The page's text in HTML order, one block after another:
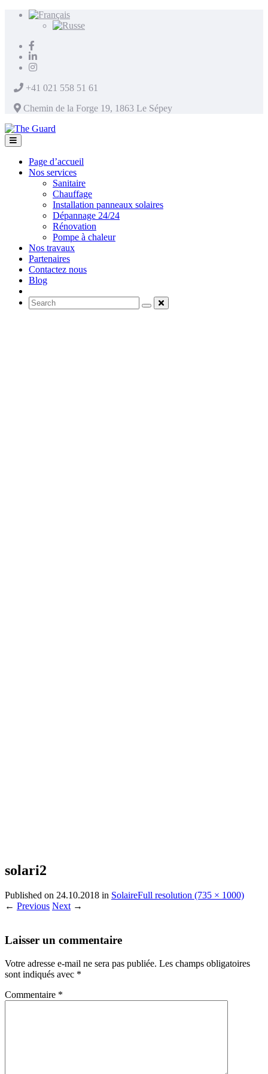
+41 021 558 51 61
Chemin de la Forge 19, 1863 Le Sépey
Page d’accueil
Nos services
Sanitaire
Chauffage
Installation panneaux solaires
Dépannage 24/24
Rénovation
Pompe à chaleur
Nos travaux
Partenaires
Contactez nous
Blog
solari2
Published on 24.10.2018 in SolaireFull resolution (735 × 1000)
← Previous Next →
Laisser un commentaire
Votre adresse e-mail ne sera pas publiée. Les champs obligatoires
sont indiqués avec *
Commentaire *